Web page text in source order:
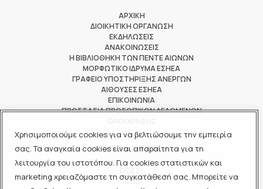
Χρησιμοποιούμε cookies για να βελτιώσουμε την εμπειρία
σας. Τα αναγκαία cookies είναι απαραίτητα για τη
λειτουργία του ιστοτόπου. Για cookies στατιστικών και
marketing χρειαζόμαστε τη συγκατάθεσή σας. Μπορείτε να
ΑΡΧΙΚΗ
ΔΙΟΙΚΗΤΙΚΗ ΟΡΓΑΝΩΣΗ
ΕΚΔΗΛΩΣΕΙΣ
ΑΝΑΚΟΙΝΩΣΕΙΣ
Η ΒΙΒΛΙΟΘΗΚΗ ΤΩΝ ΠΕΝΤΕ ΑΙΩΝΩΝ
ΜΟΡΦΩΤΙΚΟ ΙΔΡΥΜΑ ΕΣΗΕΑ
ΓΡΑΦΕΙΟ ΥΠΟΣΤΗΡΙΞΗΣ ΑΝΕΡΓΩΝ
ΑΙΘΟΥΣΕΣ ΕΣΗΕΑ
ΕΠΙΚΟΙΝΩΝΙΑ
ΠΡΟΣΤΑΣΙΑ ΠΡΟΣΩΠΙΚΩΝ ΔΕΔΟΜΕΝΩΝ
ΜΕΛΟΣ ΤΩΝ
ΔΟΔ